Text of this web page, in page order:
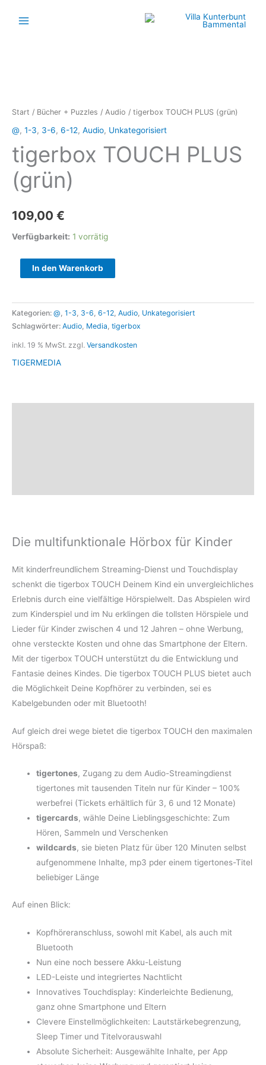
Inhalt
Start / Bücher + Puzzles / Audio / tigerbox TOUCH PLUS (grün)
@, 1-3, 3-6, 6-12, Audio, Unkategorisiert
tigerbox TOUCH PLUS
(grün)
109,00 €
Verfügbarkeit: 1 vorrätig
PLUS
(grün)
In den Warenkorb
Kategorien: @ 1-3 3-6 6-12 Audio Unkategorisiert
Schlagwörter: Audio Media tigerbox
inkl. 19 % MwSt. zzgl. Versandkosten
TIGERMEDIA
Die multifunktionale Hörbox für Kinder
Mit kinderfreundlichem Streaming-Dienst und Touchdisplay
schenkt die tigerbox TOUCH Deinem Kind ein unvergleichliches
Erlebnis durch eine vielfältige Hörspielwelt. Das Abspielen wird
zum Kinderspiel und im Nu erklingen die tollsten Hörspiele und
Lieder für Kinder zwischen 4 und 12 Jahren – ohne Werbung,
ohne versteckte Kosten und ohne das Smartphone der Eltern.
Mit der tigerbox TOUCH unterstützt du die Entwicklung und
Fantasie deines Kindes. Die tigerbox TOUCH PLUS bietet auch
die Möglichkeit Deine Kopfhörer zu verbinden, sei es
Kabelgebunden oder mit Bluetooth!
Auf gleich drei wege bietet die tigerbox TOUCH den maximalen
Hörspaß:
tigertones, Zugang zu dem Audio-Streamingdienst
tigertones mit tausenden Titeln nur für Kinder – 100%
werbefrei (Tickets erhältlich für 3, 6 und 12 Monate)
tigercards, wähle Deine Lieblingsgeschichte: Zum
Hören, Sammeln und Verschenken
wildcards, sie bieten Platz für über 120 Minuten selbst
aufgenommene Inhalte, mp3 pder einem tigertones-Titel
beliebiger Länge
Auf einen Blick:
Kopfhöreranschluss, sowohl mit Kabel, als auch mit
Bluetooth
Nun eine noch bessere Akku-Leistung
LED-Leiste und integriertes Nachtlicht
Innovatives Touchdisplay: Kinderleichte Bedienung,
ganz ohne Smartphone und Eltern
Clevere Einstellmöglichkeiten: Lautstärkebegrenzung,
Sleep Timer und Titelvorauswahl
Absolute Sicherheit: Ausgewählte Inhalte, per App